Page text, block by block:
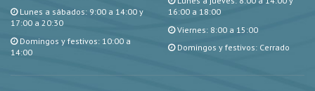
Lunes a sábados: 9:00 a 14:00 y
17:00 a 20:30
Domingos y festivos: 10:00 a
14:00
16:00 a 18:00
Viernes: 8:00 a 15:00
Domingos y festivos: Cerrado